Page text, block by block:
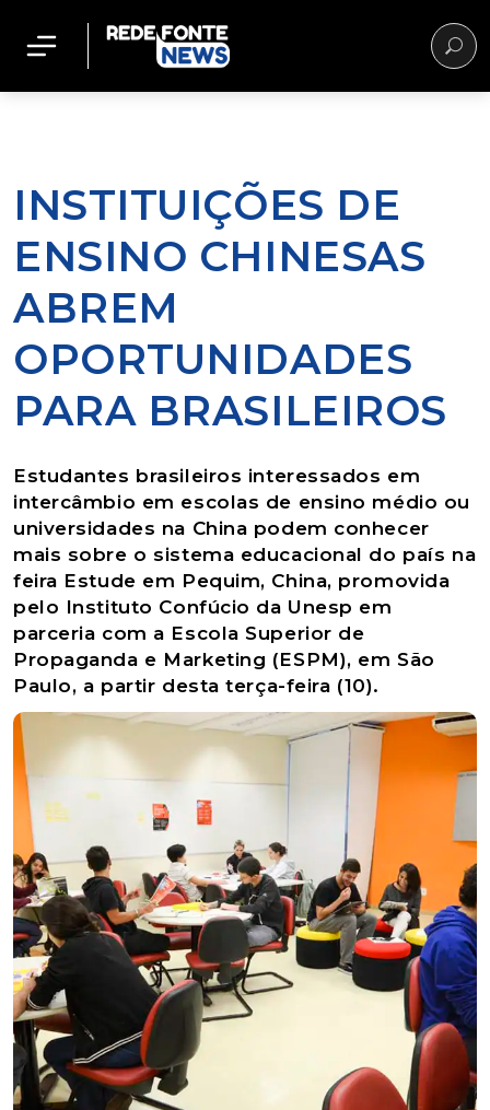
INSTITUIÇÕES DE
ENSINO CHINESAS
ABREM
OPORTUNIDADES
PARA BRASILEIROS
Estudantes brasileiros interessados em
intercâmbio em escolas de ensino médio ou
universidades na China podem conhecer
mais sobre o sistema educacional do país na
feira Estude em Pequim, China, promovida
pelo Instituto Confúcio da Unesp em
parceria com a Escola Superior de
Propaganda e Marketing (ESPM), em São
Paulo, a partir desta terça-feira (10).